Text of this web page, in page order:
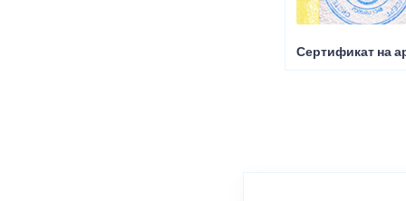
Сертификат на